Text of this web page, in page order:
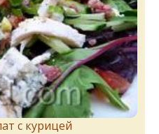
с курицей